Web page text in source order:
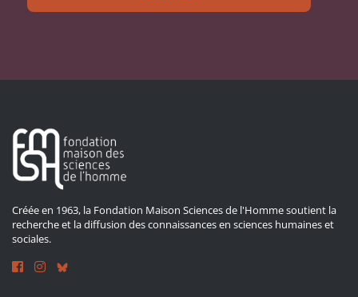
Créée en 1963, la Fondation Maison Sciences de l'Homme soutient la
recherche et la diffusion des connaissances en sciences humaines et
sociales.